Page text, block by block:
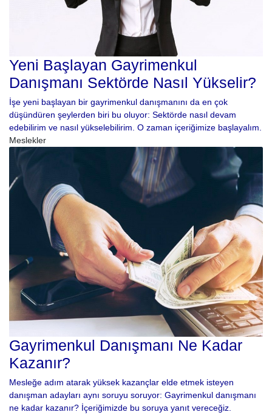
Yeni Başlayan Gayrimenkul
Danışmanı Sektörde Nasıl Yükselir?
İşe yeni başlayan bir gayrimenkul danışmanını da en çok
düşündüren şeylerden biri bu oluyor: Sektörde nasıl devam
edebilirim ve nasıl yükselebilirim. O zaman içeriğimize başlayalım.
Meslekler
Gayrimenkul Danışmanı Ne Kadar
Kazanır?
Mesleğe adım atarak yüksek kazançlar elde etmek isteyen
danışman adayları aynı soruyu soruyor: Gayrimenkul danışmanı
ne kadar kazanır? İçeriğimizde bu soruya yanıt vereceğiz.